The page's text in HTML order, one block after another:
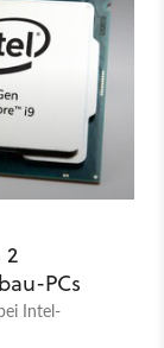
2
PCs
Intel-